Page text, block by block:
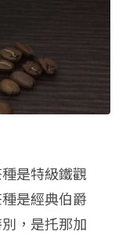
是特級鐵觀
是經典伯爵
，是托那加